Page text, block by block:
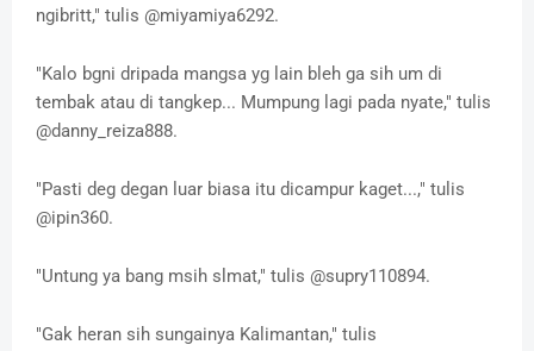
ngibritt," tulis @miyamiya6292.
"Kalo bgni dripada mangsa yg lain bleh ga sih um di
tembak atau di tangkep... Mumpung lagi pada nyate," tulis
@danny_reiza888.
"Pasti deg degan luar biasa itu dicampur kaget...," tulis
@ipin360.
"Untung ya bang msih slmat," tulis @supry110894.
"Gak heran sih sungainya Kalimantan," tulis